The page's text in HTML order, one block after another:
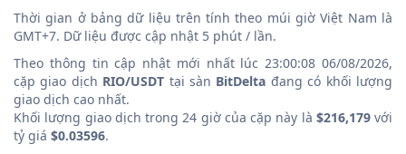
Thời gian ở bảng dữ liệu trên tính theo múi giờ Việt Nam là
GMT+7. Dữ liệu được cập nhật 5 phút / lần.
Theo thông tin cập nhật mới nhất lúc 23:00:08 06/08/2026,
cặp giao dịch RIO/USDT tại sàn BitDelta đang có khối lượng
giao dịch cao nhất.
Khối lượng giao dịch trong 24 giờ của cặp này là $216,179với
tỷ giá $0.03596.